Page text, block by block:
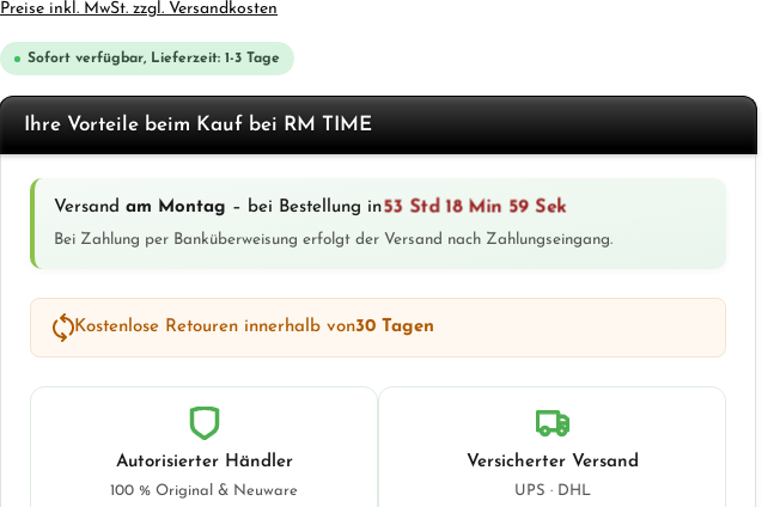
Preise inkl. MwSt. zzgl. Versandkosten
Sofort verfügbar, Lieferzeit: 1-3 Tage
Ihre Vorteile beim Kauf bei RM TIME
Versand am Montag – bei Bestellung in53 Std 18 Min 57 Sek
Bei Zahlung per Banküberweisung erfolgt der Versand nach Zahlungseingang.
Kostenlose Retouren innerhalb von30 Tagen
Autorisierter Händler
100 % Original & Neuware
Versicherter Versand
UPS · DHL